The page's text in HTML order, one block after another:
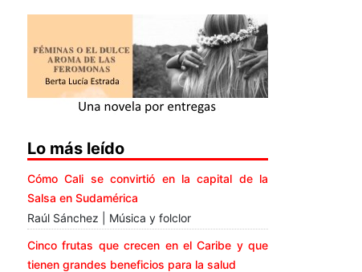
Lo más leído
Cómo Cali se convirtió en la capital de la
Salsa en Sudamérica
Raúl Sánchez | Música y folclor
Cinco frutas que crecen en el Caribe y que
tienen grandes beneficios para la salud